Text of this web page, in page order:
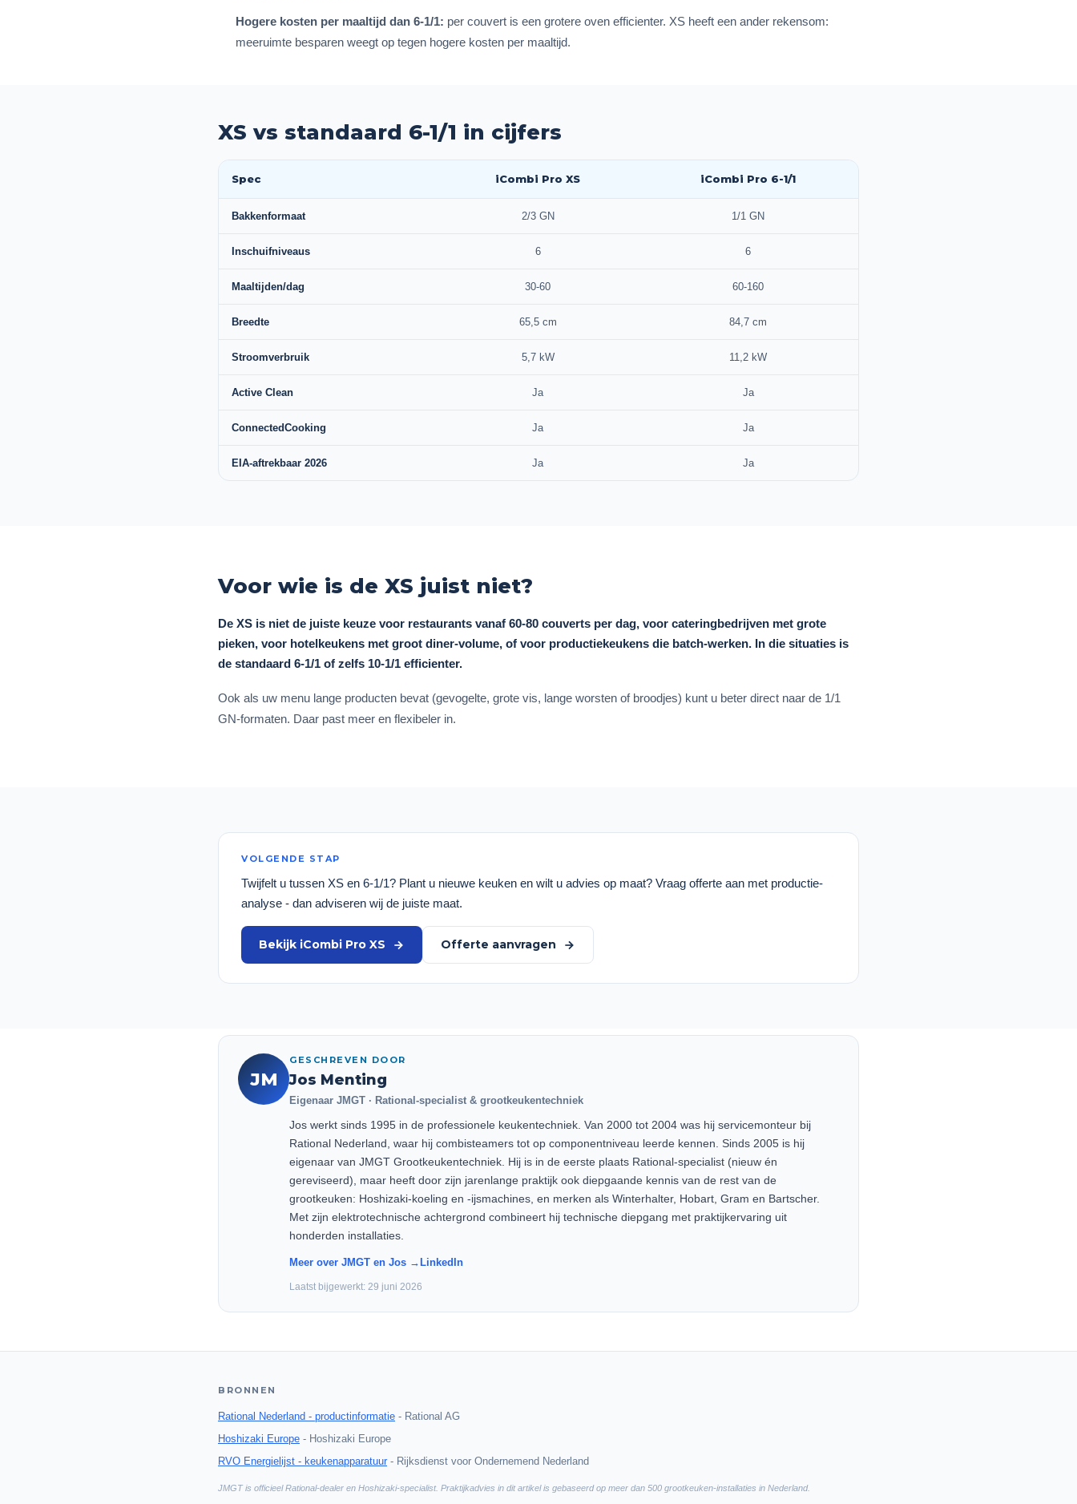
Hogere kosten per maaltijd dan 6-1/1: per couvert is een grotere oven efficienter. XS heeft een ander rekensom:
meeruimte besparen weegt op tegen hogere kosten per maaltijd.
XS vs standaard 6-1/1 in cijfers
Spec iCombi Pro XS iCombi Pro 6-1/1
Bakkenformaat 2/3 GN 1/1 GN
Inschuifniveaus 6 6
Maaltijden/dag 30-60 60-160
Breedte 65,5 cm 84,7 cm
Stroomverbruik 5,7 kW 11,2 kW
Active Clean Ja Ja
ConnectedCooking Ja Ja
EIA-aftrekbaar 2026 Ja Ja
Voor wie is de XS juist niet?
De XS is niet de juiste keuze voor restaurants vanaf 60-80 couverts per dag, voor cateringbedrijven met grote
pieken, voor hotelkeukens met groot diner-volume, of voor productiekeukens die batch-werken. In die situaties is
de standaard 6-1/1 of zelfs 10-1/1 efficienter.
Ook als uw menu lange producten bevat (gevogelte, grote vis, lange worsten of broodjes) kunt u beter direct naar de 1/1
GN-formaten. Daar past meer en flexibeler in.
VOLGENDE STAP
Twijfelt u tussen XS en 6-1/1? Plant u nieuwe keuken en wilt u advies op maat? Vraag offerte aan met productie-
analyse - dan adviseren wij de juiste maat.
Bekijk iCombi Pro XS Offerte aanvragen
JM
GESCHREVEN DOOR
Jos Menting
Eigenaar JMGT · Rational-specialist & grootkeukentechniek
Jos werkt sinds 1995 in de professionele keukentechniek. Van 2000 tot 2004 was hij servicemonteur bij
Rational Nederland, waar hij combisteamers tot op componentniveau leerde kennen. Sinds 2005 is hij
eigenaar van JMGT Grootkeukentechniek. Hij is in de eerste plaats Rational-specialist (nieuw én
gereviseerd), maar heeft door zijn jarenlange praktijk ook diepgaande kennis van de rest van de
grootkeuken: Hoshizaki-koeling en -ijsmachines, en merken als Winterhalter, Hobart, Gram en Bartscher.
Met zijn elektrotechnische achtergrond combineert hij technische diepgang met praktijkervaring uit
honderden installaties.
Meer over JMGT en Jos → LinkedIn
Laatst bijgewerkt: 29 juni 2026
BRONNEN
Rational Nederland - productinformatie - Rational AG
Hoshizaki Europe - Hoshizaki Europe
RVO Energielijst - keukenapparatuur - Rijksdienst voor Ondernemend Nederland
JMGT is officieel Rational-dealer en Hoshizaki-specialist. Praktijkadvies in dit artikel is gebaseerd op meer dan 500 grootkeuken-installaties in Nederland.